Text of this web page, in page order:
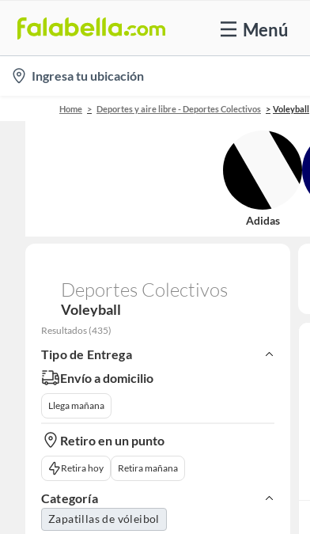
Menú
location-
icon
Ingresa tu ubicación
Home Deportes y aire libre - Deportes Colectivos Voleyball
Adidas
Deportes Colectivos
Voleyball
Resultados (435)
Tipo de Entrega
Envío a domicilio
Llega mañana
Retiro en un punto
Retira hoy Retira mañana
Categoría
Zapatillas de vóleibol